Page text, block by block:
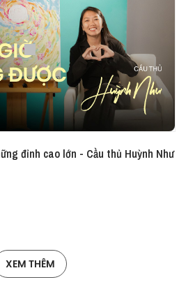
đỉnh cao lớn - Cầu thủ Huỳnh Như
XEM THÊM